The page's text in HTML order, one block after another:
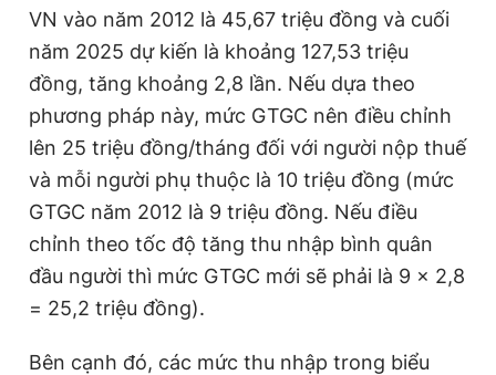
VN vào năm 2012 là 45,67 triệu đồng và cuối
năm 2025 dự kiến là khoảng 127,53 triệu
đồng, tăng khoảng 2,8 lần. Nếu dựa theo
phương pháp này, mức GTGC nên điều chỉnh
lên 25 triệu đồng/tháng đối với người nộp thuế
và mỗi người phụ thuộc là 10 triệu đồng (mức
GTGC năm 2012 là 9 triệu đồng. Nếu điều
chỉnh theo tốc độ tăng thu nhập bình quân
đầu người thì mức GTGC mới sẽ phải là 9 x 2,8
= 25,2 triệu đồng).
Bên cạnh đó, các mức thu nhập trong biểu